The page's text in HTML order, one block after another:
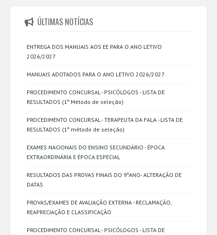
ÚLTIMAS NOTÍCIAS
ENTREGA DOS MANUAIS AOS EE PARA O ANO LETIVO
2026/2027
MANUAIS ADOTADOS PARA O ANO LETIVO 2026/2027
PROCEDIMENTO CONCURSAL - PSICÓLOGOS - LISTA DE
RESULTADOS (1º Método de seleção)
PROCEDIMENTO CONCURSAL - TERAPEUTA DA FALA - LISTA DE
RESULTADOS (1º método de seleção)
EXAMES NACIONAIS DO ENSINO SECUNDÁRIO - ÉPOCA
EXTRAORDINÁRIA E ÉPOCA ESPECIAL
RESULTADOS DAS PROVAS FINAIS DO 9ºANO- ALTERAÇÃO DE
DATAS
PROVAS/EXAMES DE AVALIAÇÃO EXTERNA - RECLAMAÇÃO,
REAPRECIAÇÃO E CLASSIFICAÇÃO
PROCEDIMENTO CONCURSAL - PSICÓLOGOS - LISTA DE